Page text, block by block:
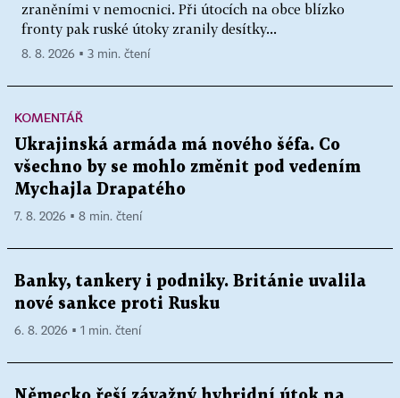
zraněními v nemocnici. Při útocích na obce blízko
fronty pak ruské útoky zranily desítky...
8. 8. 2026 ▪ 3 min. čtení
KOMENTÁŘ
Ukrajinská armáda má nového šéfa. Co
všechno by se mohlo změnit pod vedením
Mychajla Drapatého
7. 8. 2026 ▪ 8 min. čtení
Banky, tankery i podniky. Británie uvalila
nové sankce proti Rusku
6. 8. 2026 ▪ 1 min. čtení